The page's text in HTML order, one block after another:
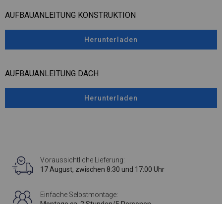
AUFBAUANLEITUNG KONSTRUKTION
Herunterladen
AUFBAUANLEITUNG DACH
Herunterladen
Voraussichtliche Lieferung:
17 August, zwischen 8:30 und 17:00 Uhr
Einfache Selbstmontage: